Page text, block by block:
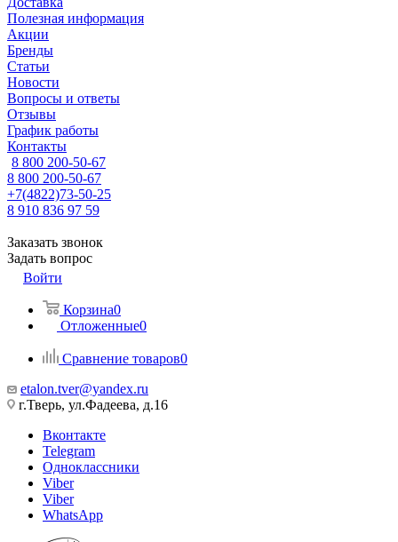
Полезная информация
Акции
Бренды
Статьи
Новости
Вопросы и ответы
Отзывы
График работы
Контакты
8 800 200-50-67
8 800 200-50-67
+7(4822)73-50-25
8 910 836 97 59
Заказать звонок
Задать вопрос
Войти
Корзина0
Отложенные0
Сравнение товаров0
etalon.tver@yandex.ru
г.Тверь, ул.Фадеева, д.16
Вконтакте
Telegram
Одноклассники
Viber
Viber
WhatsApp